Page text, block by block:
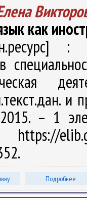
как
:
и
– 1
https://
Подробнее